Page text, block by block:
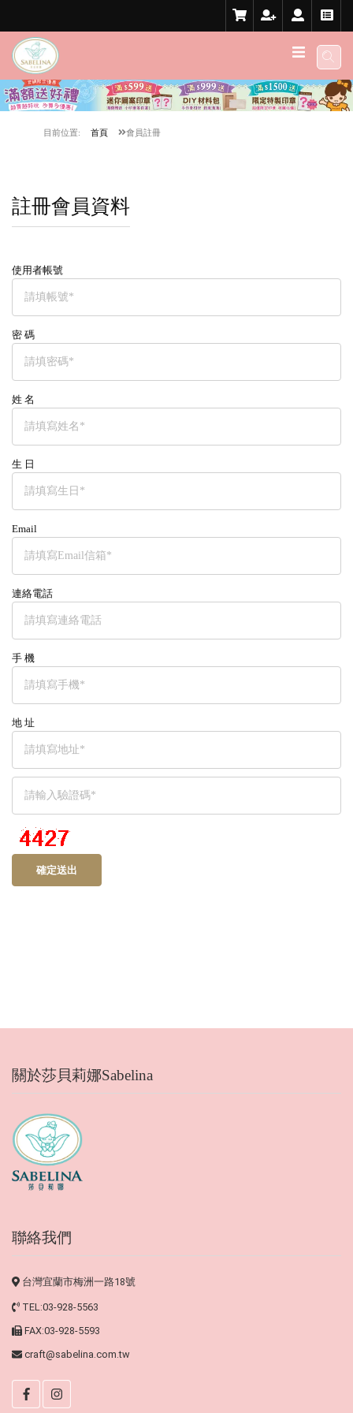
目前位置: 首頁 會員註冊
註冊會員資料
使用者帳號
密 碼
姓 名
生 日
Email
連絡電話
手 機
地 址
確定送出
關於莎貝莉娜Sabelina
聯絡我們
台灣宜蘭市梅洲一路18號
TEL:03-928-5563
FAX:03-928-5593
craft@sabelina.com.tw